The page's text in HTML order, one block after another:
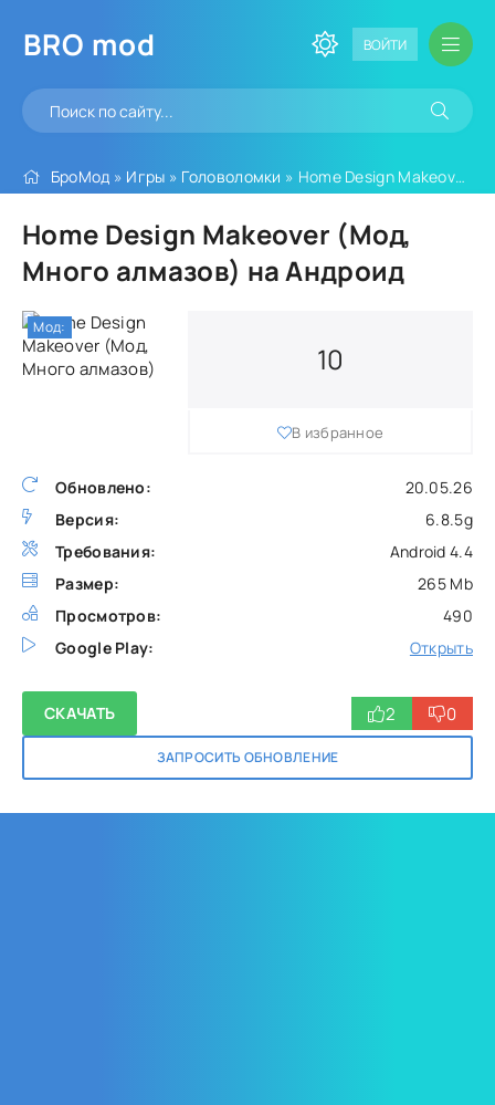
BRO mod ВОЙТИ
БроМод » Игры » Головоломки » Home Design Makeover (Мод, Много алмазов)
Home Design Makeover (Мод,
Много алмазов) на Андроид
Обновлено:
20.05.26
Версия:
6.8.5g
Требования:
Android 4.4
Размер:
265 Mb
Просмотров:
490
Google Play:
Открыть
10
В избранное
СКАЧАТЬ
ЗАПРОСИТЬ ОБНОВЛЕНИЕ
2 0
Мод: